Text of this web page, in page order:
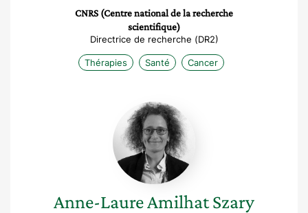
CNRS (Centre national de la recherche
scientifique)
Directrice de recherche (DR2)
Thérapies Santé Cancer
Anne-
Laure
Amilhat
Szary
Anne-LaureAmilhat Szary